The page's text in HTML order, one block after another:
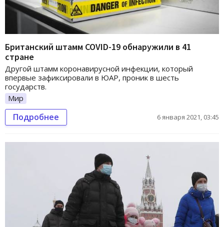
Британский штамм COVID-19 обнаружили в 41
стране
Другой штамм коронавирусной инфекции, который
впервые зафиксировали в ЮАР, проник в шесть
государств.
Мир
Подробнее 6 января 2021, 03:45